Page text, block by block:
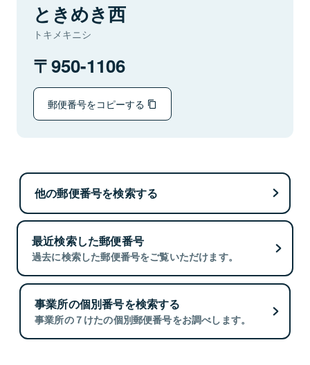
ときめき西
トキメキニシ
950-1106
郵便番号をコピーする
他の郵便番号を検索する
最近検索した郵便番号
過去に検索した郵便番号をご覧いただけます。
事業所の個別番号を検索する
事業所の７けたの個別郵便番号をお調べします。